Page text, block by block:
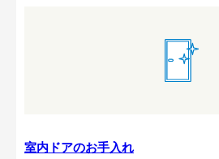
室内ドアのお手入れ